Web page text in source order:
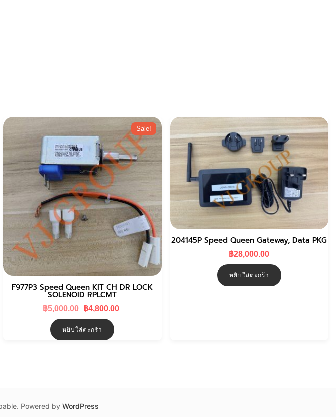
Sale!
F977P3 Speed Queen KIT CH DR LOCK
SOLENOID RPLCMT
฿5,000.00 Original
฿5,000.00.
฿4,800.00
หยิบใส่ตะกร้า
204145P Speed Queen Gateway, Data PKG
฿28,000.00
หยิบใส่ตะกร้า
Powered by WordPress